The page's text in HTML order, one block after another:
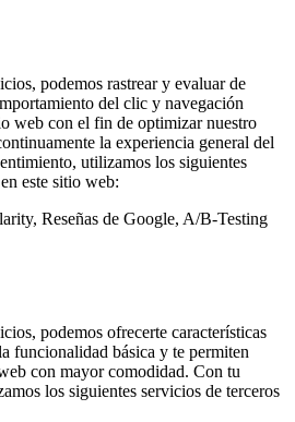
podemos rastrear y evaluar de
del clic y navegación
web con el fin de optimizar nuestro
la experiencia general del
utilizamos los siguientes
este sitio web:
Reseñas de Google, A/B-Testing
podemos ofrecerte características
funcionalidad básica y te permiten
con mayor comodidad. Con tu
los siguientes servicios de terceros